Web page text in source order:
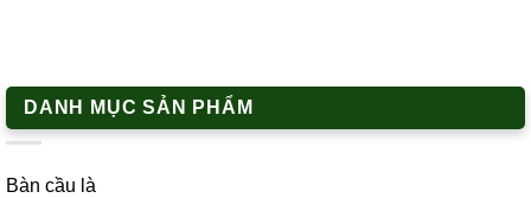
DANH MỤC SẢN PHẨM
Bàn cầu là